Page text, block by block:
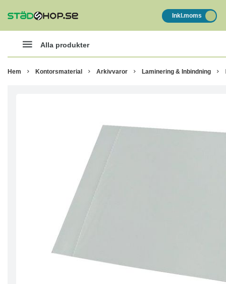
Inkl.moms
Alla produkter
Hem Kontorsmaterial Arkivvaror Laminering & Inbindning